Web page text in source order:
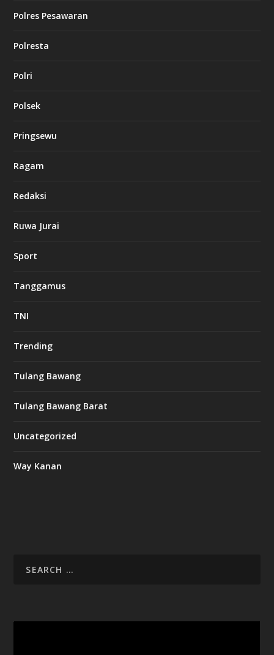
Polres Pesawaran
Polresta
Polri
Polsek
Pringsewu
Ragam
Redaksi
Ruwa Jurai
Sport
Tanggamus
TNI
Trending
Tulang Bawang
Tulang Bawang Barat
Uncategorized
Way Kanan